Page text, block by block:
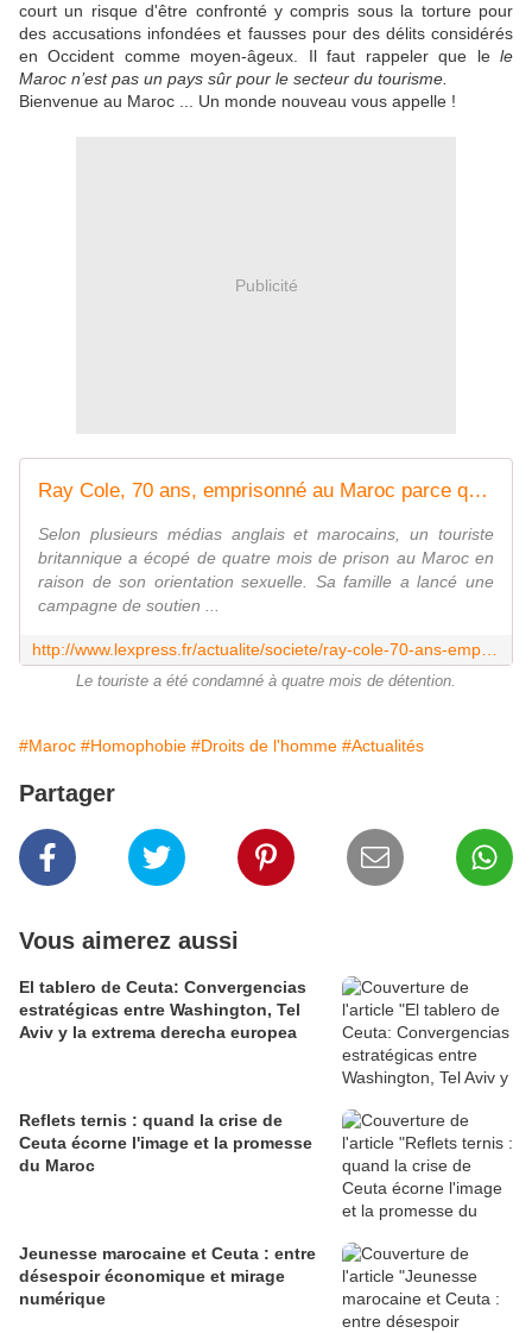
court un risque d'être confronté y compris sous la torture pour
des accusations infondées et fausses pour des délits considérés
en Occident comme moyen-âgeux. Il faut rappeler que le le
Maroc n’est pas un pays sûr pour le secteur du tourisme.
Bienvenue au Maroc ... Un monde nouveau vous appelle !
Publicité
Ray Cole, 70 ans, emprisonné au Maroc parce qu'il est homosexuel
Selon plusieurs médias anglais et marocains, un touriste
britannique a écopé de quatre mois de prison au Maroc en
raison de son orientation sexuelle. Sa famille a lancé une
campagne de soutien ...
Le touriste a été condamné à quatre mois de détention.
#Maroc #Homophobie #Droits de l'homme #Actualités
Partager
Vous aimerez aussi
El tablero de Ceuta: Convergencias
estratégicas entre Washington, Tel
Aviv y la extrema derecha europea
Reflets ternis : quand la crise de
Ceuta écorne l'image et la promesse
du Maroc
Jeunesse marocaine et Ceuta : entre
désespoir économique et mirage
numérique